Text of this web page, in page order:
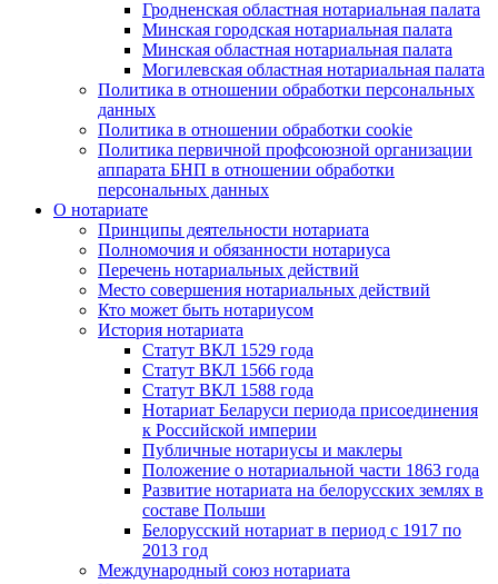
Гродненская областная нотариальная палата
Минская городская нотариальная палата
Минская областная нотариальная палата
Могилевская областная нотариальная палата
Политика в отношении обработки персональных
данных
Политика в отношении обработки cookie
Политика первичной профсоюзной организации
аппарата БНП в отношении обработки
персональных данных
О нотариате
Принципы деятельности нотариата
Полномочия и обязанности нотариуса
Перечень нотариальных действий
Место совершения нотариальных действий
Кто может быть нотариусом
История нотариата
Статут ВКЛ 1529 года
Статут ВКЛ 1566 года
Статут ВКЛ 1588 года
Нотариат Беларуси периода присоединения
к Российской империи
Публичные нотариусы и маклеры
Положение о нотариальной части 1863 года
Развитие нотариата на белорусских землях в
составе Польши
Белорусский нотариат в период с 1917 по
2013 год
Международный союз нотариата